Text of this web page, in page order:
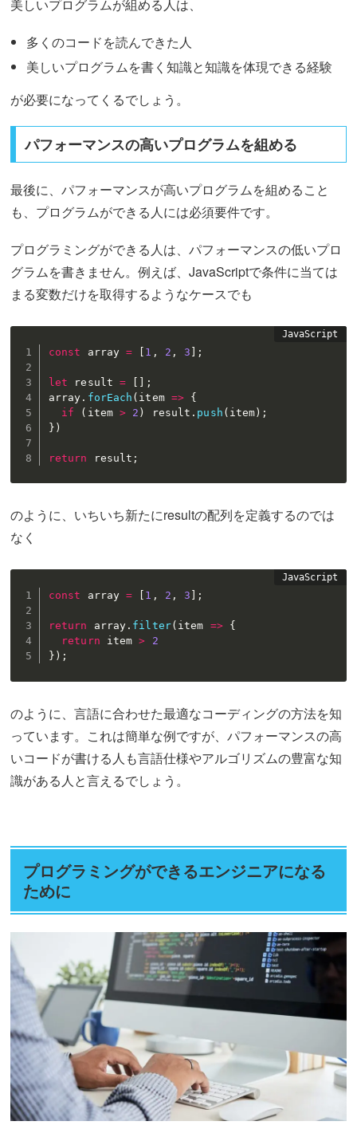
美しいプログラムが組める人は、
多くのコードを読んできた人
美しいプログラムを書く知識と知識を体現できる経験
が必要になってくるでしょう。
パフォーマンスの高いプログラムを組める
最後に、パフォーマンスが高いプログラムを組めること
も、プログラムができる人には必須要件です。
プログラミングができる人は、パフォーマンスの低いプロ
グラムを書きません。例えば、JavaScriptで条件に当ては
まる変数だけを取得するようなケースでも
const array = [ 1 , 2 , 3 ] ;
let result = [ ] ;
array . forEach ( item => {
if
( item > 2 ) result . push ( item) ;
} )
return result ;
のように、いちいち新たにresultの配列を定義するのでは
なく
const array = 1 , 2 , 3 ;
return array . filter( item =>
{
return item >
2
} ) ;
のように、言語に合わせた最適なコーディングの方法を知
っています。これは簡単な例ですが、パフォーマンスの高
いコードが書ける人も言語仕様やアルゴリズムの豊富な知
識がある人と言えるでしょう。
プログラミングができるエンジニアになる
ために